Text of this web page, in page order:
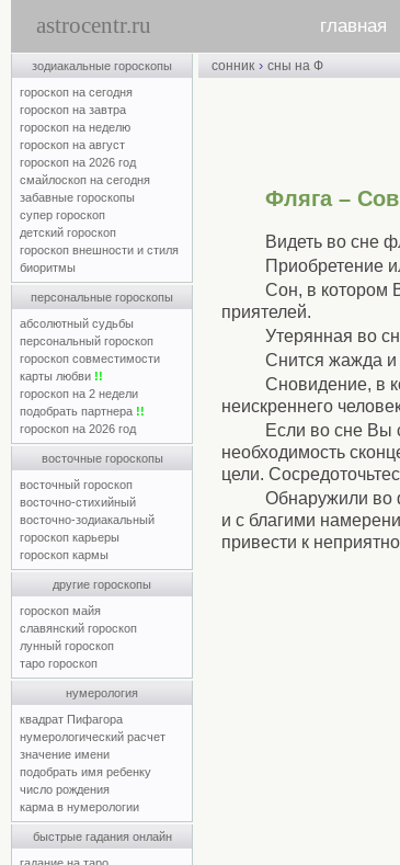
astrocentr.ru главная
зодиакальные гороскопы
гороскоп на сегодня
гороскоп на завтра
гороскоп на неделю
гороскоп на август
гороскоп на 2026 год
смайлоскоп на сегодня
забавные гороскопы
супер гороскоп
детский гороскоп
гороскоп внешности и стиля
биоритмы
персональные гороскопы
абсолютный судьбы
персональный гороскоп
гороскоп совместимости
карты любви !!
гороскоп на 2 недели
подобрать партнера !!
гороскоп на 2026 год
восточные гороскопы
восточный гороскоп
восточно-стихийный
восточно-зодиакальный
гороскоп карьеры
гороскоп кармы
другие гороскопы
гороскоп майя
славянский гороскоп
лунный гороскоп
таро гороскоп
нумерология
квадрат Пифагора
нумерологический расчет
значение имени
подобрать имя ребенку
число рождения
карма в нумерологии
быстрые гадания онлайн
сонник › сны на Ф
Фляга –
Видеть во сне
Приобретение
Сон, в котором
приятелей.
Утерянная во
Снится жажда и
Сновидение, в
неискреннего
Если во сне Вы
необходимость
цели.
Обнаружили во
и с благими
привести к